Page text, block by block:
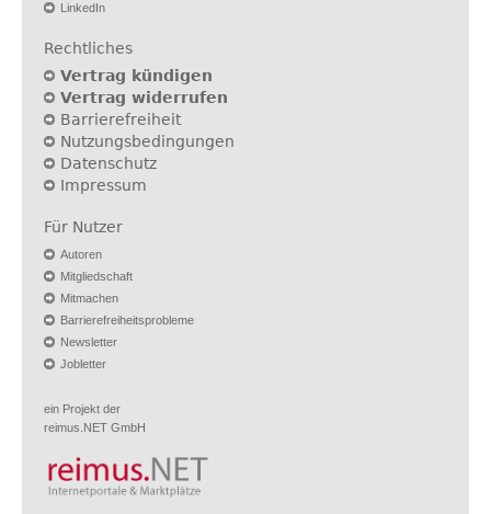
LinkedIn
Rechtliches
Vertrag kündigen
Vertrag widerrufen
Barrierefreiheit
Nutzungsbedingungen
Datenschutz
Impressum
Für Nutzer
Autoren
Mitgliedschaft
Mitmachen
Barrierefreiheitsprobleme
Newsletter
Jobletter
ein Projekt der
reimus.NET GmbH